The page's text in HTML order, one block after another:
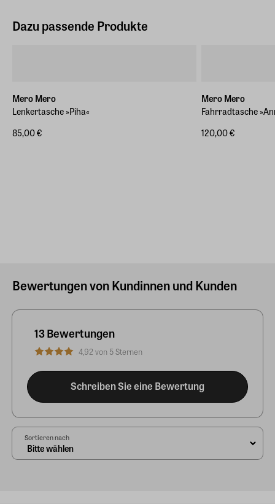
Dazu passende Produkte
Mero Mero
Lenkertasche »Piha«
85,00 €
Mero Mero
Fahrradtasche
120,00 €
Bewertungen von Kundinnen und Kunden
13 Bewertungen
4,92 von 5 Sternen
Schreiben Sie eine Bewertung
Sortieren nach